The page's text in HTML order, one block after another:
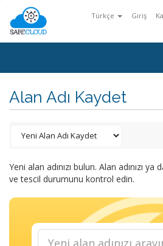
Türkçe Giriş
Alan Adı Kaydet
Yeni alan adınızı bulun. Alan adınızı
ve tescil durumunu kontrol edin.